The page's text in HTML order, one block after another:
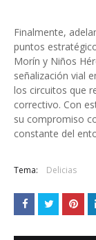
Finalmente,
puntos
Morín y Niños
señalización vial
los circuitos que
correctivo. Con
su compromiso
constante del
Tema: Delicias